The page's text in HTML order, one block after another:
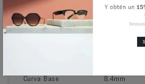
lagrimal funciona para ayudar a
ojos cansados.
Curva Base
8.4mm